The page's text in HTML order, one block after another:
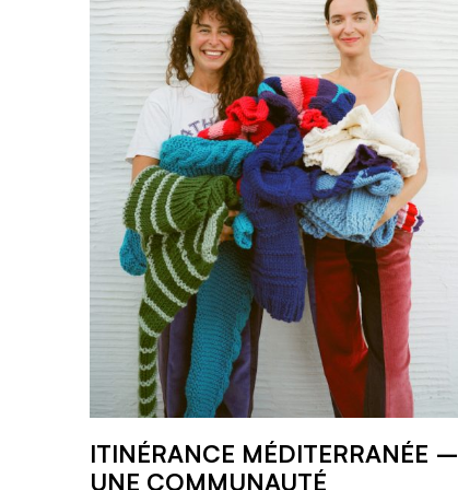
ITINÉRANCE MÉDITERRANÉE –
UNE COMMUNAUTÉ